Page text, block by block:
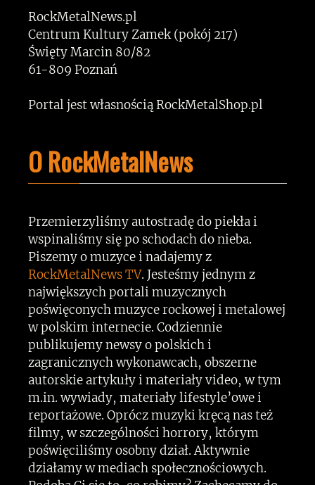
RockMetalNews.pl
Centrum Kultury Zamek (pokój 217)
Święty Marcin 80/82
61-809 Poznań
Portal jest własnością RockMetalShop.pl
O RockMetalNews
Przemierzyliśmy autostradę do piekła i
wspinaliśmy się po schodach do nieba.
Piszemy o muzyce i nadajemy z
RockMetalNews TV. Jesteśmy jednym z
największych portali muzycznych
poświęconych muzyce rockowej i metalowej
w polskim internecie. Codziennie
publikujemy newsy o polskich i
zagranicznych wykonawcach, obszerne
autorskie artykuły i materiały video, w tym
m.in. wywiady, materiały lifestyle’owe i
reportażowe. Oprócz muzyki kręcą nas też
filmy, w szczególności horrory, którym
poświęciliśmy osobny dział. Aktywnie
działamy w mediach społecznościowych.